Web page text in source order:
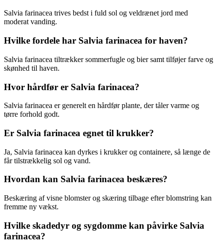
Salvia farinacea trives bedst i fuld sol og veldrænet jord med
moderat vanding.
Hvilke fordele har Salvia farinacea for haven?
Salvia farinacea tiltrækker sommerfugle og bier samt tilføjer farve og
skønhed til haven.
Hvor hårdfør er Salvia farinacea?
Salvia farinacea er generelt en hårdfør plante, der tåler varme og
tørre forhold godt.
Er Salvia farinacea egnet til krukker?
Ja, Salvia farinacea kan dyrkes i krukker og containere, så længe de
får tilstrækkelig sol og vand.
Hvordan kan Salvia farinacea beskæres?
Beskæring af visne blomster og skæring tilbage efter blomstring kan
fremme ny vækst.
Hvilke skadedyr og sygdomme kan påvirke Salvia
farinacea?